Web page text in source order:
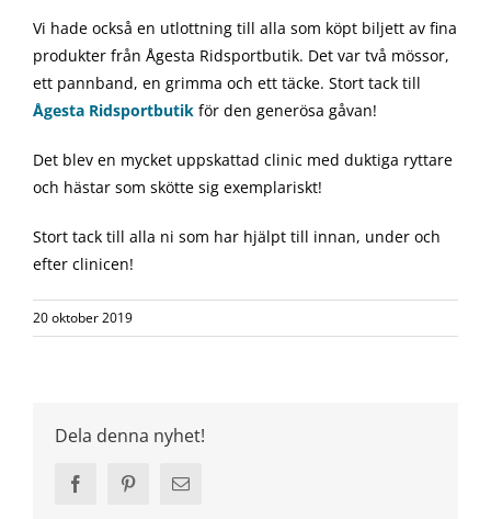
Vi hade också en utlottning till alla som köpt biljett av fina
produkter från Ågesta Ridsportbutik. Det var två mössor,
ett pannband, en grimma och ett täcke. Stort tack till
Ågesta Ridsportbutik för den generösa gåvan!
Det blev en mycket uppskattad clinic med duktiga ryttare
och hästar som skötte sig exemplariskt!
Stort tack till alla ni som har hjälpt till innan, under och
efter clinicen!
20 oktober 2019
Dela denna nyhet!
FacebookPinterestEmail